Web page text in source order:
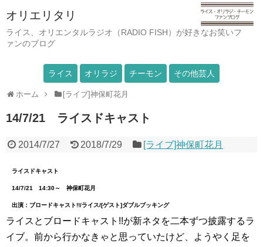
オリエリタリ
ライス、オリエンタルラジオ（RADIO FISH）が好きなお笑いフ
ァンのブログ
ライス オリラジ チーモン その他芸人
ホーム [ライブ]神保町花月
14/7/21 ライスドキャスト
2014/7/27 2018/7/29 [ライブ]神保町花月
ライスドキャスト
14/7/21 14:30～ 神保町花月
出演：ブロードキャスト!!/ライス/[ゲスト]ダブルブッキング
ライスとブロードキャスト!!が新ネタを二本ずつ披露するラ
イブ。前から行かなきゃと思っていたけど、ようやく足を